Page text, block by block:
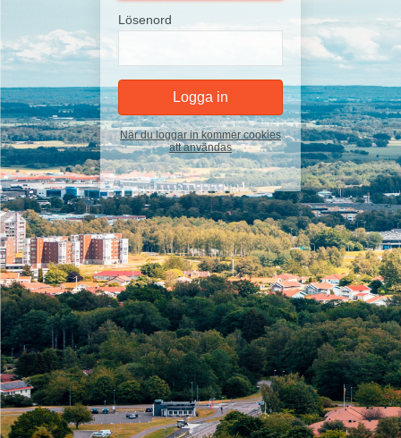
Lösenord
När du loggar in kommer cookies
att användas